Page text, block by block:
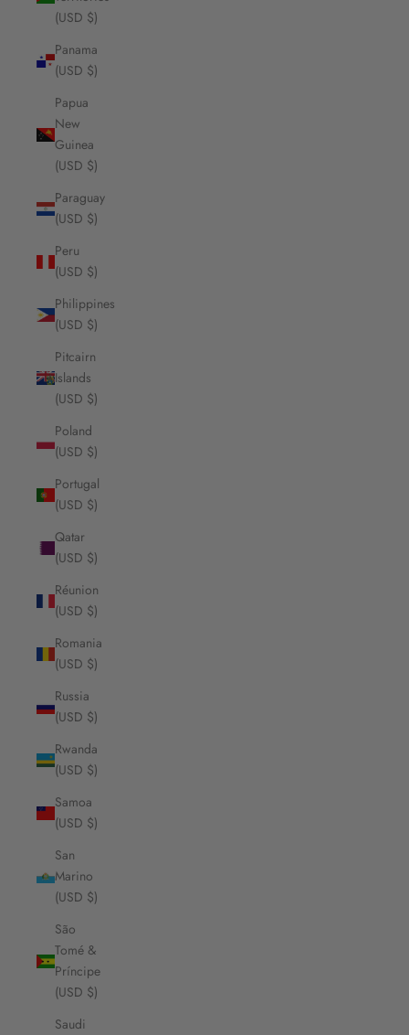
(USD $)
Panama
(USD $)
Papua
New
Guinea
(USD $)
Paraguay
(USD $)
Peru
(USD $)
Philippines
(USD $)
Pitcairn
Islands
(USD $)
Poland
(USD $)
Portugal
(USD $)
Qatar
(USD $)
Réunion
(USD $)
Romania
(USD $)
Russia
(USD $)
Rwanda
(USD $)
Samoa
(USD $)
San
Marino
(USD $)
São
Tomé &
Príncipe
(USD $)
Saudi